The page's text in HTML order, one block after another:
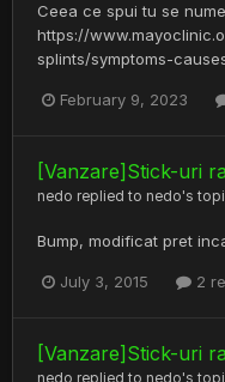
Ceea ce spui tu se
https://
splints/symptoms-
February 9, 2023
[Vanzare]Stick-uri
nedo replied to nedo's
Bump, modificat pret
July 3, 2015 2
[Vanzare]Stick-uri